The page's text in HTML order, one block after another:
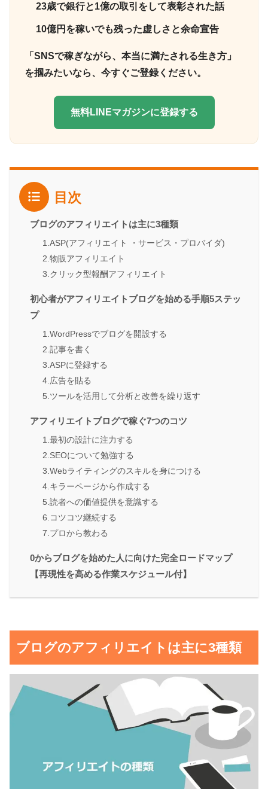
23歳で銀行と1億の取引をして表彰された話
10億円を稼いでも残った虚しさと余命宣告
「SNSで稼ぎながら、本当に満たされる生き方」
を掴みたいなら、今すぐご登録ください。
無料LINEマガジンに登録する
目次
ブログのアフィリエイトは主に3種類
1.ASP(アフィリエイト ・サービス・プロバイダ)
2.物販アフィリエイト
3.クリック型報酬アフィリエイト
初心者がアフィリエイトブログを始める手順5ステッ
プ
1.WordPressでブログを開設する
2.記事を書く
3.ASPに登録する
4.広告を貼る
5.ツールを活用して分析と改善を繰り返す
アフィリエイトブログで稼ぐ7つのコツ
1.最初の設計に注力する
2.SEOについて勉強する
3.Webライティングのスキルを身につける
4.キラーページから作成する
5.読者への価値提供を意識する
6.コツコツ継続する
7.プロから教わる
0からブログを始めた人に向けた完全ロードマップ
【再現性を高める作業スケジュール付】
ブログのアフィリエイトは主に3種類